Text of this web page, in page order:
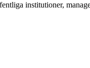
institutioner,